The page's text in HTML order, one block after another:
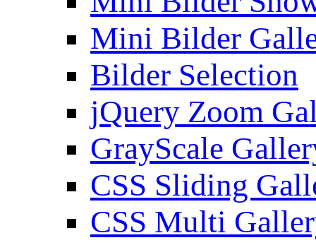
Mini Bilder
Bilder Selection
jQuery Zoom
GrayScale
CSS Sliding
CSS Multi